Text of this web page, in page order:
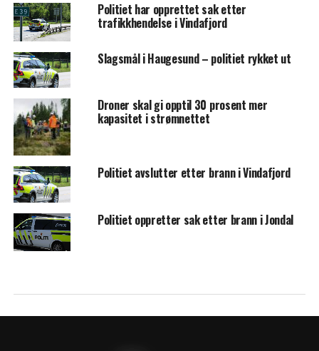
Politiet har opprettet sak etter
trafikkhendelse i Vindafjord
Slagsmål i Haugesund – politiet rykket ut
Droner skal gi opptil 30 prosent mer
kapasitet i strømnettet
Politiet avslutter etter brann i Vindafjord
Politiet oppretter sak etter brann i Jondal